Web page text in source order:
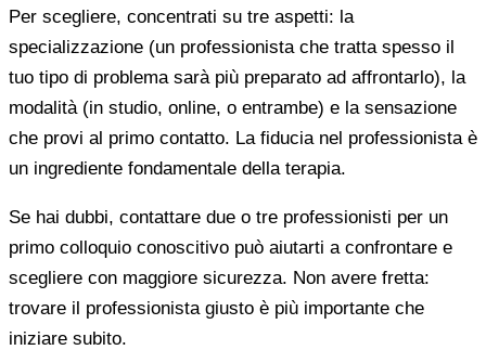
Per scegliere, concentrati su tre aspetti: la
specializzazione (un professionista che tratta spesso il
tuo tipo di problema sarà più preparato ad affrontarlo), la
modalità (in studio, online, o entrambe) e la sensazione
che provi al primo contatto. La fiducia nel professionista è
un ingrediente fondamentale della terapia.
Se hai dubbi, contattare due o tre professionisti per un
primo colloquio conoscitivo può aiutarti a confrontare e
scegliere con maggiore sicurezza. Non avere fretta:
trovare il professionista giusto è più importante che
iniziare subito.